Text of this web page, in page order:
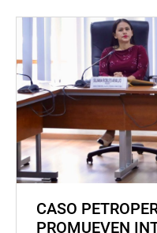
CASO
PROMUEVEN